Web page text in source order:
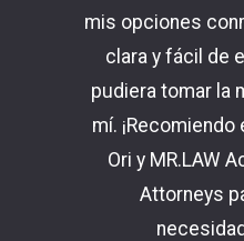
mis opciones
clara y fácil de
pudiera tomar la
mí.
Ori y MR.LAW
Attorneys